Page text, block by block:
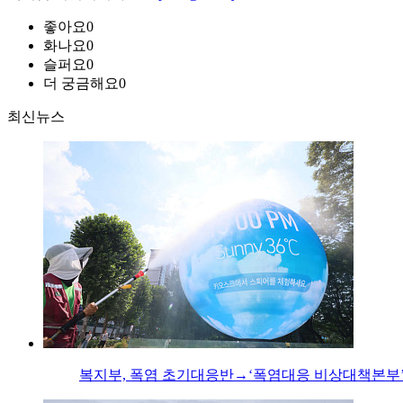
좋아요0
화나요0
슬퍼요0
더 궁금해요0
최신뉴스
복지부, 폭염 초기대응반→‘폭염대응 비상대책본부